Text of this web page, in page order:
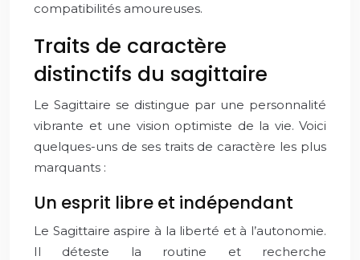
compatibilités amoureuses.
Traits de caractère
distinctifs du sagittaire
Le Sagittaire se distingue par une personnalité
vibrante et une vision optimiste de la vie. Voici
quelques-uns de ses traits de caractère les plus
marquants :
Un esprit libre et indépendant
Le Sagittaire aspire à la liberté et à l’autonomie.
Il déteste la routine et recherche